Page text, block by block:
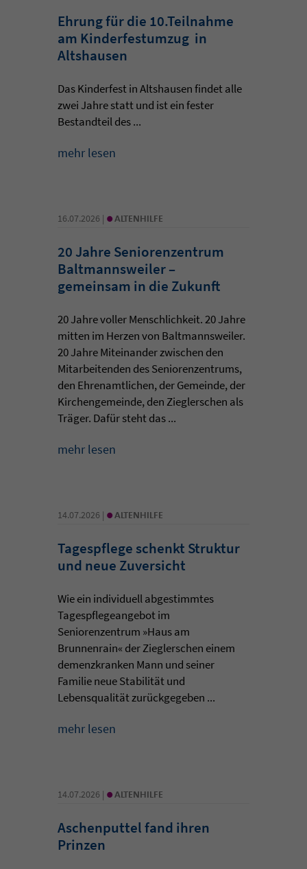
Ehrung für die 10.Teilnahme
am Kinderfestumzug in
Altshausen
Das Kinderfest in Altshausen findet alle
zwei Jahre statt und ist ein fester
Bestandteil des ...
mehr lesen
16.07.2026 | • ALTENHILFE
20 Jahre Seniorenzentrum
Baltmannsweiler –
gemeinsam in die Zukunft
20 Jahre voller Menschlichkeit. 20 Jahre
mitten im Herzen von Baltmannsweiler.
20 Jahre Miteinander zwischen den
Mitarbeitenden des Seniorenzentrums,
den Ehrenamtlichen, der Gemeinde, der
Kirchengemeinde, den Zieglerschen als
Träger. Dafür steht das ...
mehr lesen
14.07.2026 | • ALTENHILFE
Tagespflege schenkt Struktur
und neue Zuversicht
Wie ein individuell abgestimmtes
Tagespflegeangebot im
Seniorenzentrum »Haus am
Brunnenrain« der Zieglerschen einem
demenzkranken Mann und seiner
Familie neue Stabilität und
Lebensqualität zurückgegeben ...
mehr lesen
14.07.2026 | • ALTENHILFE
Aschenputtel fand ihren
Prinzen